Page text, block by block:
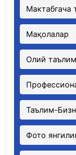
Мактабгача
Мақолалар
Олий
Таълим-
Фото